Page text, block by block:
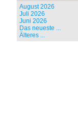
August 2026
Juli 2026
Juni 2026
Das neueste ...
Älteres ...